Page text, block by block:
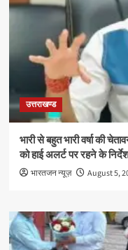
उत्तराखण्ड
भारी से बहुत भारी वर्षा की
को हाई अलर्ट पर रहने के
भारतजन न्यूज़ August 5,